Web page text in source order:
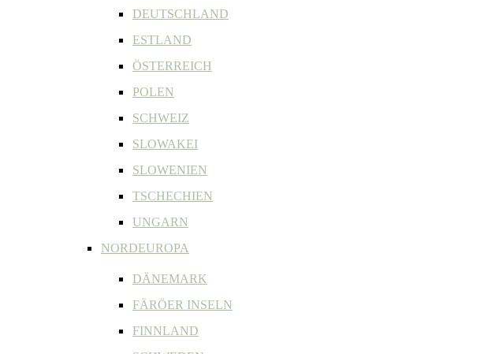
DEUTSCHLAND
ESTLAND
ÖSTERREICH
POLEN
SCHWEIZ
SLOWAKEI
SLOWENIEN
TSCHECHIEN
UNGARN
NORDEUROPA
DÄNEMARK
FÄRÖER INSELN
FINNLAND